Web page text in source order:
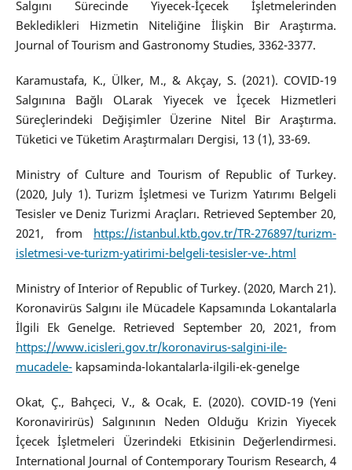
Salgını Sürecinde Yiyecek-İçecek İşletmelerinden
Bekledikleri Hizmetin Niteliğine İlişkin Bir Araştırma.
Journal of Tourism and Gastronomy Studies, 3362-3377.
Karamustafa, K., Ülker, M., & Akçay, S. (2021). COVID-19
Salgınına Bağlı OLarak Yiyecek ve İçecek Hizmetleri
Süreçlerindeki Değişimler Üzerine Nitel Bir Araştırma.
Tüketici ve Tüketim Araştırmaları Dergisi, 13 (1), 33-69.
Ministry of Culture and Tourism of Republic of Turkey.
(2020, July 1). Turizm İşletmesi ve Turizm Yatırımı Belgeli
Tesisler ve Deniz Turizmi Araçları. Retrieved September 20,
2021, from https://istanbul.ktb.gov.tr/TR-276897/turizm-
isletmesi-ve-turizm-yatirimi-belgeli-tesisler-ve-.html
Ministry of Interior of Republic of Turkey. (2020, March 21).
Koronavirüs Salgını ile Mücadele Kapsamında Lokantalarla
İlgili Ek Genelge. Retrieved September 20, 2021, from
https://www.icisleri.gov.tr/koronavirus-salgini-ile-
mucadele-kapsaminda-lokantalarla-ilgili-ek-genelge
Okat, Ç., Bahçeci, V., & Ocak, E. (2020). COVID-19 (Yeni
Koronavirirüs) Salgınının Neden Olduğu Krizin Yiyecek
İçecek İşletmeleri Üzerindeki Etkisinin Değerlendirmesi.
International Journal of Contemporary Tourism Research, 4